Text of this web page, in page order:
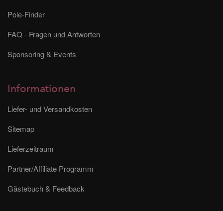
Pole-Finder
FAQ - Fragen und Antworten
Sponsoring & Events
Informationen
Liefer- und Versandkosten
Sitemap
Lieferzeitraum
Partner/Affiliate Programm
Gästebuch & Feedback